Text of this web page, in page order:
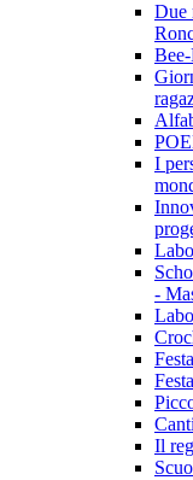
Due
I
-
Il